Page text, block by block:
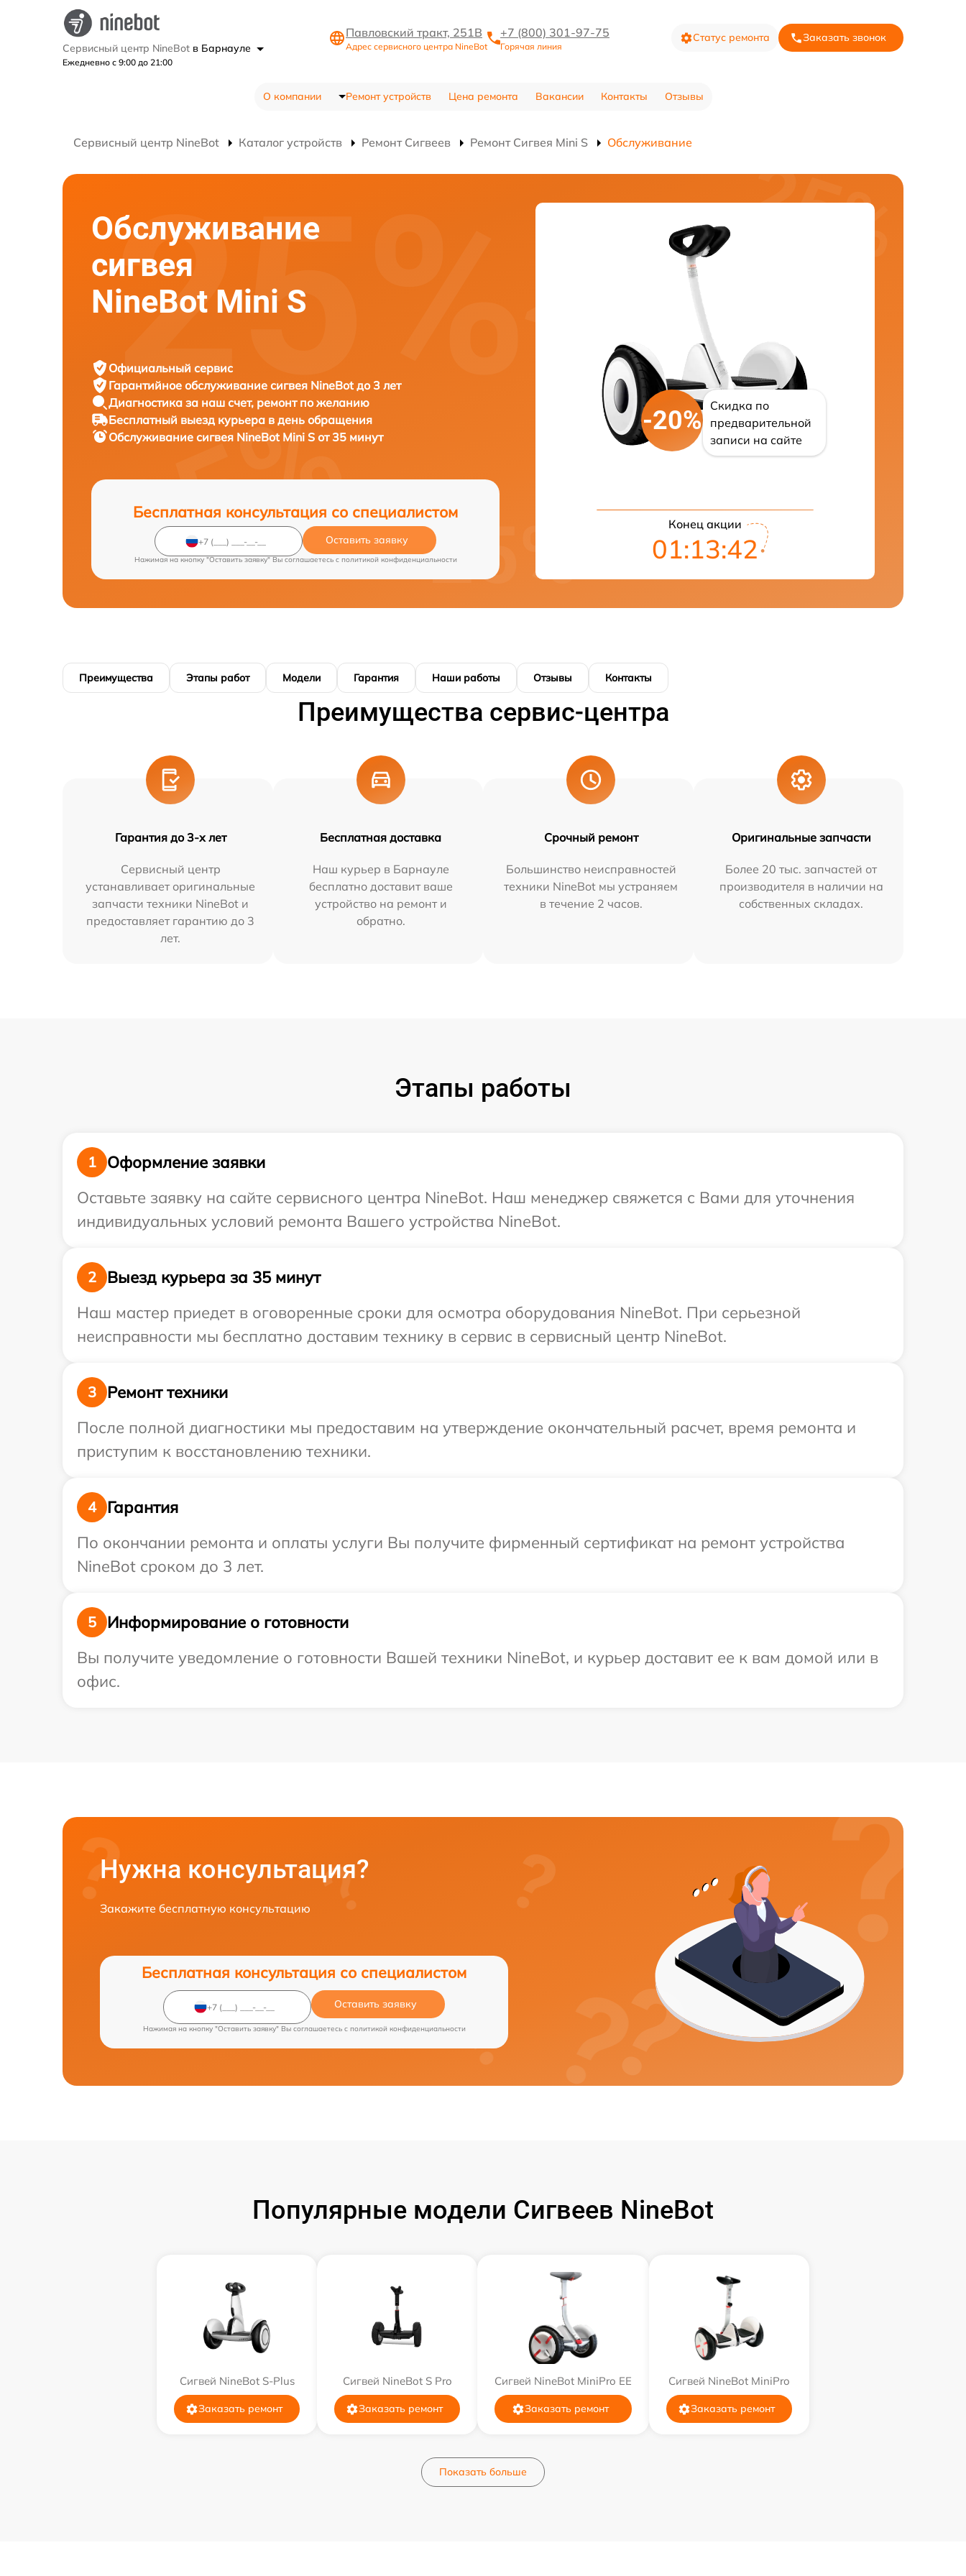
Сервисный центр NineBot в Барнауле
Ежедневно с 9:00 до 21:00
Павловский тракт, 251В
Адрес сервисного центра NineBot
+7 (800) 301-97-75
Горячая линия
Статус ремонта Заказать звонок
О компании Ремонт устройств Цена ремонта Вакансии Контакты Отзывы
Сервисный центр NineBot Каталог устройств Ремонт Сигвеев Ремонт Сигвея Mini S Обслуживание
Обслуживание
сигвея
NineBot Mini S
Официальный сервис
Гарантийное обслуживание сигвея NineBot до 3 лет
Диагностика за наш счет, ремонт по желанию
Бесплатный выезд курьера в день обращения
Обслуживание сигвея NineBot Mini S от 35 минут
Бесплатная консультация со специалистом
Оставить заявку
Нажимая на кнопку "Оставить заявку" Вы соглашаетесь c политикой конфиденциальности
-20%
Скидка по
предварительной
записи на сайте
Конец акции
01:13:42
Преимущества Этапы работ Модели Гарантия Наши работы Отзывы Контакты
Преимущества сервис-центра
Гарантия до 3-х лет
Сервисный центр
устанавливает оригинальные
запчасти техники NineBot и
предоставляет гарантию до 3
лет.
Бесплатная доставка
Наш курьер в Барнауле
бесплатно доставит ваше
устройство на ремонт и
обратно.
Срочный ремонт
Большинство неисправностей
техники NineBot мы устраняем
в течение 2 часов.
Оригинальные запчасти
Более 20 тыс. запчастей от
производителя в наличии на
собственных складах.
Этапы работы
1
Оформление заявки
Оставьте заявку на сайте сервисного центра NineBot. Наш менеджер свяжется с Вами для уточнения
индивидуальных условий ремонта Вашего устройства NineBot.
2
Выезд курьера за 35 минут
Наш мастер приедет в оговоренные сроки для осмотра оборудования NineBot. При серьезной
неисправности мы бесплатно доставим технику в сервис в сервисный центр NineBot.
3
Ремонт техники
После полной диагностики мы предоставим на утверждение окончательный расчет, время ремонта и
приступим к восстановлению техники.
4
Гарантия
По окончании ремонта и оплаты услуги Вы получите фирменный сертификат на ремонт устройства
NineBot сроком до 3 лет.
5
Информирование о готовности
Вы получите уведомление о готовности Вашей техники NineBot, и курьер доставит ее к вам домой или в
офис.
Нужна консультация?
Закажите бесплатную консультацию
Бесплатная консультация со специалистом
Оставить заявку
Нажимая на кнопку "Оставить заявку" Вы соглашаетесь c политикой конфиденциальности
Популярные модели Сигвеев NineBot
Сигвей NineBot S-Plus
Заказать ремонт
Сигвей NineBot S Pro
Заказать ремонт
Сигвей NineBot MiniPro EE
Заказать ремонт
Сигвей NineBot MiniPro
Заказать ремонт
Показать больше